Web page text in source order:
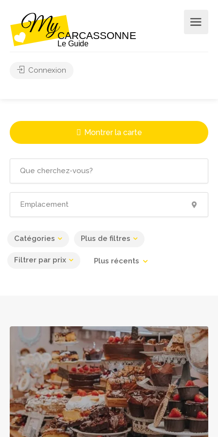
Connexion
Leaflet| ©OpenStreetMapcontributors
Montrer la carte
Catégories Plus de filtres
Filtrer par prix Plus récents